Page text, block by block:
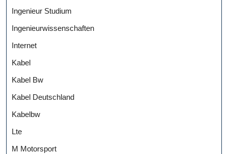
Ingenieur Studium
Ingenieurwissenschaften
Internet
Kabel
Kabel Bw
Kabel Deutschland
Kabelbw
Lte
M Motorsport